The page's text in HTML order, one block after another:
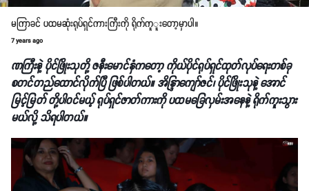
မကြာခင် ပထမဆုံးရုပ်ရှင်ကားကြီးကို ရိုက်ကူူးတော့မှာပါ။
7 years ago
ဏကြီးနဲ့ ပိုင်ဖြိုးသုတို့ ဇနီးမောင်နှံကတော့ ကိုယ်ပိုင်ရုပ်ရှင်ထုတ်လုပ်ရေးတစ်ခု
စတင်တည်ထောင်လိုက်ပြီ ဖြစ်ပါတယ်။ အိန္ဒြာကျော်ဇင်၊ ပိုင်ဖြိုးသုနဲ့ အောင်
မြင့်မြတ် တို့ပါဝင်မယ့် ရုပ်ရှင်ဇာတ်ကားကို ပထမခြေလှမ်းအနေနဲ့ ရိုက်ကူးသွား
မယ်လို့ သိရပါတယ်။